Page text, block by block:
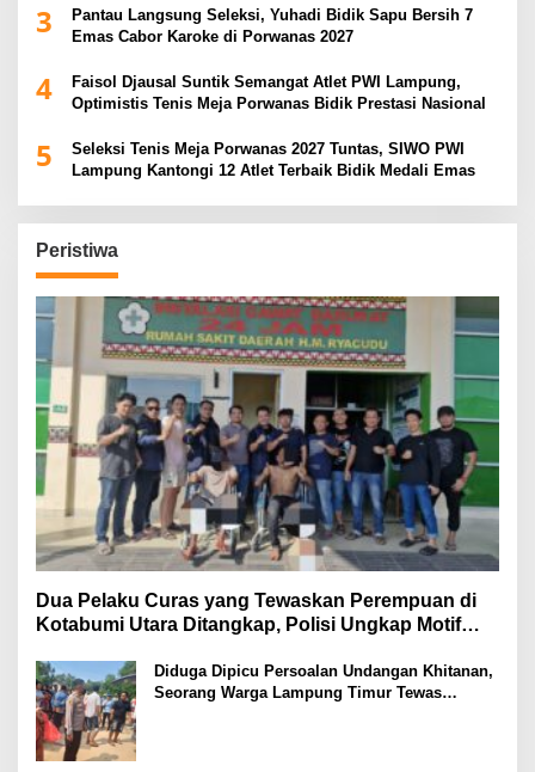
3
Pantau Langsung Seleksi, Yuhadi Bidik Sapu Bersih 7
Emas Cabor Karoke di Porwanas 2027
4
Faisol Djausal Suntik Semangat Atlet PWI Lampung,
Optimistis Tenis Meja Porwanas Bidik Prestasi Nasional
5
Seleksi Tenis Meja Porwanas 2027 Tuntas, SIWO PWI
Lampung Kantongi 12 Atlet Terbaik Bidik Medali Emas
Peristiwa
Dua Pelaku Curas yang Tewaskan Perempuan di
Kotabumi Utara Ditangkap, Polisi Ungkap Motif
Diduga Dipicu Persoalan Undangan Khitanan,
Seorang Warga Lampung Timur Tewas